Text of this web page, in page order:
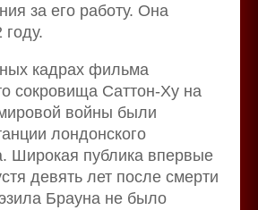
за его работу. Она
кадрах фильма
сокровища Cаттон-Ху на
войны были
лондонского
Широкая публика впервые
девять лет после смерти
Брауна не было